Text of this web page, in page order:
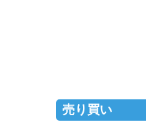
売り買い